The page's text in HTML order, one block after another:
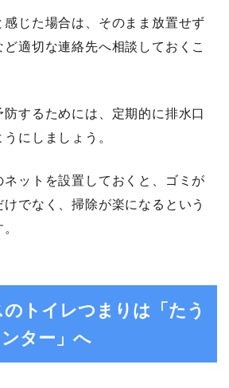
感じた場合は、そのまま放置せず
適切な連絡先へ相談しておくこ
するためには、定期的に排水口
にしましょう。
ネットを設置しておくと、ゴミが
でなく、掃除が楽になるという
トイレつまりは「たう
ター」へ